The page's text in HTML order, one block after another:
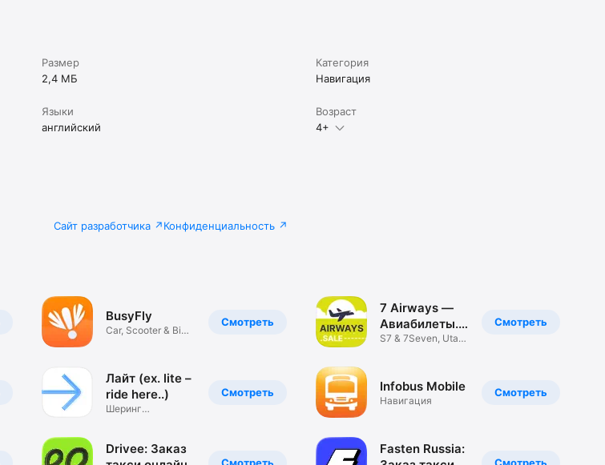
Размер
2,4 МБ
Категория
Навигация
Языки
английский
Возраст
4+
Сайт разработчика Конфиденциальность
Смотреть
BusyFly
Car, Scooter & Bike
Смотреть
Лайт (ex. lite –
ride here..)
Шеринг
Смотреть
Drivee: Заказ
Смотреть
7 Airways —
Авиабилеты.
Рейсы
S7 & 7Seven, Utair
Смотреть
Infobus Mobile
Навигация
Смотреть
Fasten Russia: